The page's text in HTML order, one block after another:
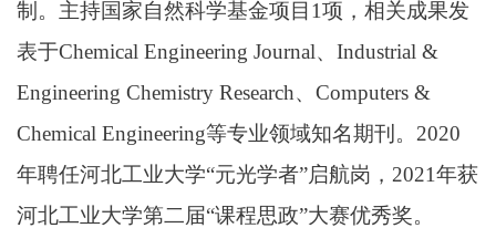
制。主持国家自然科学基金项目1项，相关成果发
表于Chemical Engineering Journal、Industrial &
Engineering Chemistry Research、Computers &
Chemical Engineering等专业领域知名期刊。2020
年聘任河北工业大学“元光学者”启航岗，2021年获
河北工业大学第二届“课程思政”大赛优秀奖。